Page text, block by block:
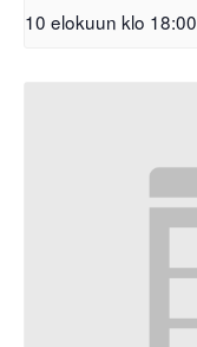
10 elokuun klo 18:00